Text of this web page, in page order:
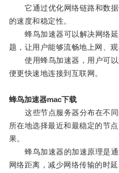
它通过优化网络链路和数据
的速度和稳定性。
蜂鸟加速器可以解决网络延
题，让用户能够流畅地上网、
使用蜂鸟加速器，用户可以
便更快速地连接到互联网。
蜂鸟加速器mac下载
这些节点服务器分布在不同
所在地选择最近和最稳定的节
果。
蜂鸟加速器的加速原理是通
网络距离，减少网络传输的时